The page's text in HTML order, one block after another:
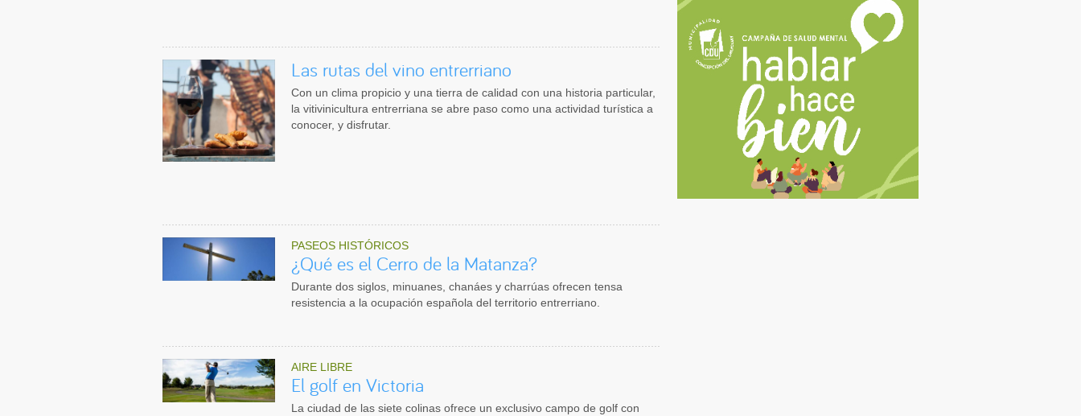
Las rutas del vino entrerriano
Con un clima propicio y una tierra de calidad con una historia particular,
la vitivinicultura entrerriana se abre paso como una actividad turística a
conocer, y disfrutar.
PASEOS HISTÓRICOS
¿Qué es el Cerro de la Matanza?
Durante dos siglos, minuanes, chanáes y charrúas ofrecen tensa
resistencia a la ocupación española del territorio entrerriano.
AIRE LIBRE
El golf en Victoria
La ciudad de las siete colinas ofrece un exclusivo campo de golf con